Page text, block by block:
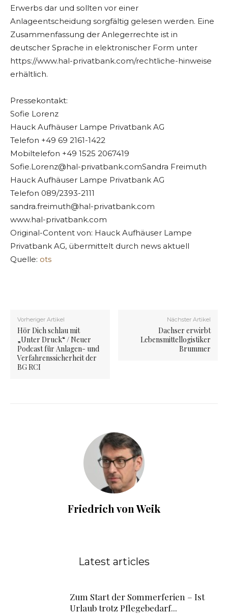
Erwerbs dar und sollten vor einer
Anlageentscheidung sorgfältig gelesen werden. Eine
Zusammenfassung der Anlegerrechte ist in
deutscher Sprache in elektronischer Form unter
https://www.hal-privatbank.com/rechtliche-hinweise
erhältlich.
Pressekontakt:
Sofie Lorenz
Hauck Aufhäuser Lampe Privatbank AG
Telefon +49 69 2161-1422
Mobiltelefon +49 1525 2067419
Sofie.Lorenz@hal-privatbank.comSandra Freimuth
Hauck Aufhäuser Lampe Privatbank AG
Telefon 089/2393-2111
sandra.freimuth@hal-privatbank.com
www.hal-privatbank.com
Original-Content von: Hauck Aufhäuser Lampe
Privatbank AG, übermittelt durch news aktuell
Quelle: ots
Vorheriger Artikel
Hör Dich schlau mit
„Unter Druck“ / Neuer
Podcast für Anlagen- und
Verfahrenssicherheit der
BG RCI
Nächster Artikel
Dachser erwirbt
Lebensmittellogistiker
Brummer
Friedrich von Weik
Latest articles
Zum Start der Sommerferien – Ist
Urlaub trotz Pflegebedarf...